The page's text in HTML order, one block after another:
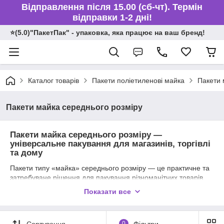
Відправлення після 15.00 (сб-чт). Термін
відправки 1-2 дні!
⭐️(5.0)"ПакетПак" - упаковка, яка працює на ваш бренд!
Каталог товарів Пакети поліетиленові майка Пакети
Пакети майка середнього розміру
Пакети майка середнього розміру —
універсальне пакування для магазинів, торгівлі
та дому
Пакети типу «майка» середнього розміру — це практичне та
затребуване рішення для пакування різноманітних товарів.
так і для пакування непродовольчої продукції: побутової хімії,
Показати все